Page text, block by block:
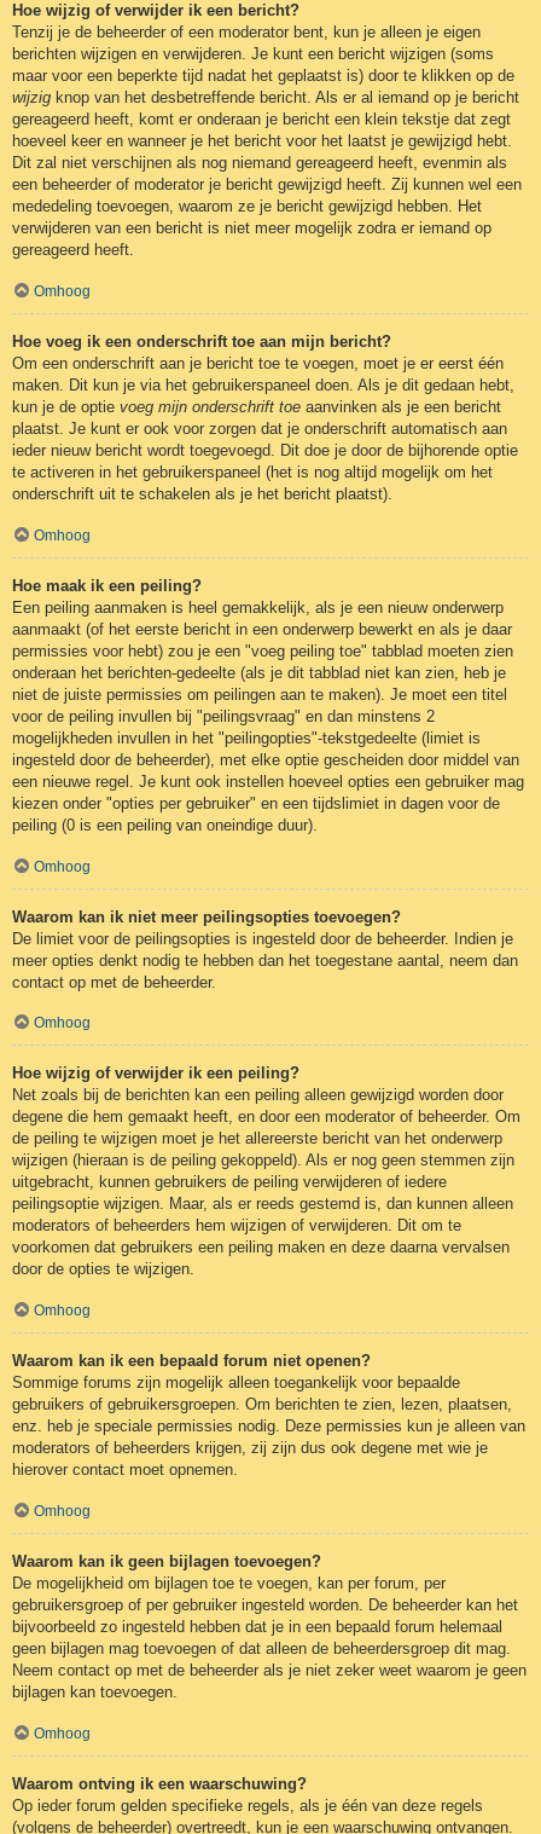
Hoe wijzig of verwijder ik een bericht?
Tenzij je de beheerder of een moderator bent, kun je alleen je eigen
berichten wijzigen en verwijderen. Je kunt een bericht wijzigen (soms
maar voor een beperkte tijd nadat het geplaatst is) door te klikken op de
wijzig knop van het desbetreffende bericht. Als er al iemand op je bericht
gereageerd heeft, komt er onderaan je bericht een klein tekstje dat zegt
hoeveel keer en wanneer je het bericht voor het laatst je gewijzigd hebt.
Dit zal niet verschijnen als nog niemand gereageerd heeft, evenmin als
een beheerder of moderator je bericht gewijzigd heeft. Zij kunnen wel een
mededeling toevoegen, waarom ze je bericht gewijzigd hebben. Het
verwijderen van een bericht is niet meer mogelijk zodra er iemand op
gereageerd heeft.
Omhoog
Hoe voeg ik een onderschrift toe aan mijn bericht?
Om een onderschrift aan je bericht toe te voegen, moet je er eerst één
maken. Dit kun je via het gebruikerspaneel doen. Als je dit gedaan hebt,
kun je de optie voeg mijn onderschrift toe aanvinken als je een bericht
plaatst. Je kunt er ook voor zorgen dat je onderschrift automatisch aan
ieder nieuw bericht wordt toegevoegd. Dit doe je door de bijhorende optie
te activeren in het gebruikerspaneel (het is nog altijd mogelijk om het
onderschrift uit te schakelen als je het bericht plaatst).
Omhoog
Hoe maak ik een peiling?
Een peiling aanmaken is heel gemakkelijk, als je een nieuw onderwerp
aanmaakt (of het eerste bericht in een onderwerp bewerkt en als je daar
permissies voor hebt) zou je een "voeg peiling toe" tabblad moeten zien
onderaan het berichten-gedeelte (als je dit tabblad niet kan zien, heb je
niet de juiste permissies om peilingen aan te maken). Je moet een titel
voor de peiling invullen bij "peilingsvraag" en dan minstens 2
mogelijkheden invullen in het "peilingopties"-tekstgedeelte (limiet is
ingesteld door de beheerder), met elke optie gescheiden door middel van
een nieuwe regel. Je kunt ook instellen hoeveel opties een gebruiker mag
kiezen onder "opties per gebruiker" en een tijdslimiet in dagen voor de
peiling (0 is een peiling van oneindige duur).
Omhoog
Waarom kan ik niet meer peilingsopties toevoegen?
De limiet voor de peilingsopties is ingesteld door de beheerder. Indien je
meer opties denkt nodig te hebben dan het toegestane aantal, neem dan
contact op met de beheerder.
Omhoog
Hoe wijzig of verwijder ik een peiling?
Net zoals bij de berichten kan een peiling alleen gewijzigd worden door
degene die hem gemaakt heeft, en door een moderator of beheerder. Om
de peiling te wijzigen moet je het allereerste bericht van het onderwerp
wijzigen (hieraan is de peiling gekoppeld). Als er nog geen stemmen zijn
uitgebracht, kunnen gebruikers de peiling verwijderen of iedere
peilingsoptie wijzigen. Maar, als er reeds gestemd is, dan kunnen alleen
moderators of beheerders hem wijzigen of verwijderen. Dit om te
voorkomen dat gebruikers een peiling maken en deze daarna vervalsen
door de opties te wijzigen.
Omhoog
Waarom kan ik een bepaald forum niet openen?
Sommige forums zijn mogelijk alleen toegankelijk voor bepaalde
gebruikers of gebruikersgroepen. Om berichten te zien, lezen, plaatsen,
enz. heb je speciale permissies nodig. Deze permissies kun je alleen van
moderators of beheerders krijgen, zij zijn dus ook degene met wie je
hierover contact moet opnemen.
Omhoog
Waarom kan ik geen bijlagen toevoegen?
De mogelijkheid om bijlagen toe te voegen, kan per forum, per
gebruikersgroep of per gebruiker ingesteld worden. De beheerder kan het
bijvoorbeeld zo ingesteld hebben dat je in een bepaald forum helemaal
geen bijlagen mag toevoegen of dat alleen de beheerdersgroep dit mag.
Neem contact op met de beheerder als je niet zeker weet waarom je geen
bijlagen kan toevoegen.
Omhoog
Waarom ontving ik een waarschuwing?
Op ieder forum gelden specifieke regels, als je één van deze regels
(volgens de beheerder) overtreedt, kun je een waarschuwing ontvangen.